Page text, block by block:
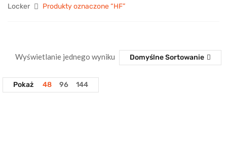
Locker Produkty oznaczone “HF”
Wyświetlanie jednego wyniku Domyślne Sortowanie
Pokaż 48 96 144